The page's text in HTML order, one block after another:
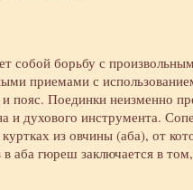
собой борьбу с
приемами с
пояс. Поединки неизменно
и духового инструмента.
из овчины (аба), от
аба гюреш заключается в